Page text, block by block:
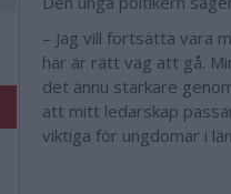
– Jag vill fortsätta vara
här är rätt väg att gå.
det ännu starkare
att mitt ledarskap
viktiga för ungdomar i